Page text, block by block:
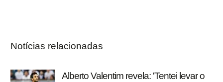
Notícias relacionadas
Alberto Valentim revela: 'Tentei levar o